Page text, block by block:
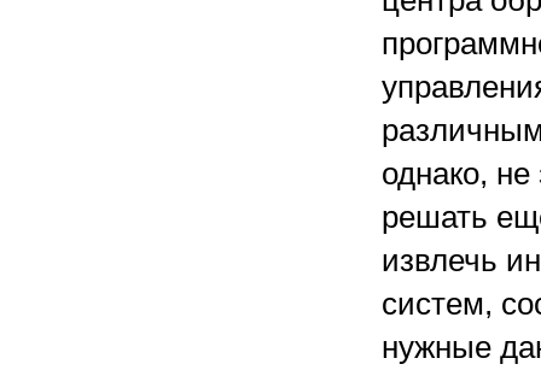
однако,
решать
извлечь
систем,
нужные